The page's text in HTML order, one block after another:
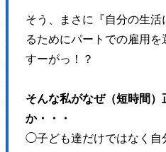
そう、まさに『自分の生
るためにパートでの雇用
すーがっ！？
そんな私がなぜ（短時間
か・・・
◯子ども達だけではなく自
</script>
<style type="text/
border: 0 !important;
margin: 0 !important;
.wp_social_bookmarking_light div{